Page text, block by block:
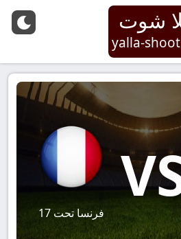
شوت
yalla-
فرنسا تحت 17